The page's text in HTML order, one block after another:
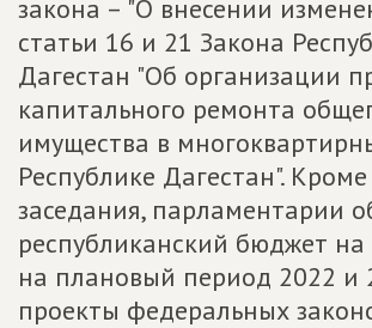
закона – "О внесении
статьи 16 и 21 Закона
Дагестан "Об организации
капитального ремонта
имущества в
Республике Дагестан".
заседания, парламентарии
республиканский бюджет на
на плановый период 2022 и
проекты федеральных